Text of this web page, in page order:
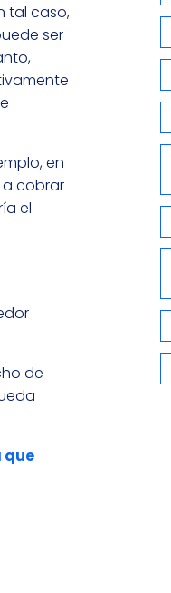
tal caso,
ser
en
a cobrar
el
de
que